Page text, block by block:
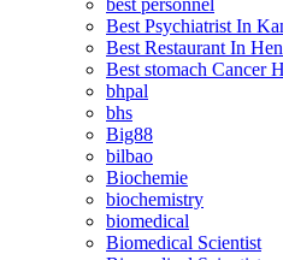
Best Psychiatrist In
Best Restaurant In
Best stomach Cancer
bhpal
bhs
Big88
bilbao
Biochemie
biochemistry
biomedical
Biomedical Scientist